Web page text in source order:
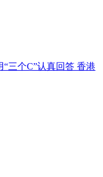
“三个C”认真回答 香港